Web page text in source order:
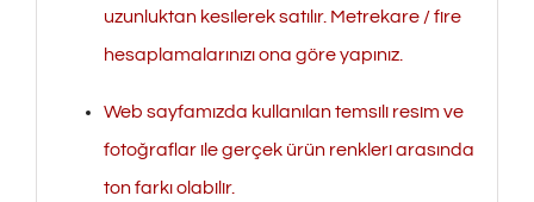
uzunluktan kesilerek satılır. Metrekare / fire
hesaplamalarınızı ona göre yapınız.
Web sayfamızda kullanılan temsili resim ve
fotoğraflar ile gerçek ürün renkleri arasında
ton farkı olabilir.